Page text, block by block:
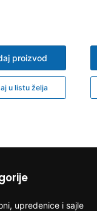
proizvod
u listu želja
upredenice i sajle